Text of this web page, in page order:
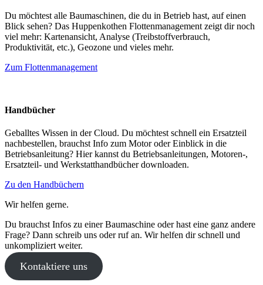
Du möchtest alle Baumaschinen, die du in Betrieb hast, auf einen
Blick sehen? Das Huppenkothen Flottenmanagement zeigt dir noch
viel mehr: Kartenansicht, Analyse (Treibstoffverbrauch,
Produktivität, etc.), Geozone und vieles mehr.
Zum Flottenmanagement
Handbücher
Geballtes Wissen in der Cloud. Du möchtest schnell ein Ersatzteil
nachbestellen, brauchst Info zum Motor oder Einblick in die
Betriebsanleitung? Hier kannst du Betriebsanleitungen, Motoren-,
Ersatzteil- und Werkstatthandbücher downloaden.
Zu den Handbüchern
Wir helfen gerne.
Du brauchst Infos zu einer Baumaschine oder hast eine ganz andere
Frage? Dann schreib uns oder ruf an. Wir helfen dir schnell und
unkompliziert weiter.
Kontaktiere uns